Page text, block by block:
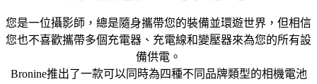
您是一位攝影師，總是隨身攜帶您的裝備並環遊世界，但相信
您也不喜歡攜帶多個充電器、充電線和變壓器來為您的所有設
備供電。
Bronine推出了一款可以同時為四種不同品牌類型的相機電池